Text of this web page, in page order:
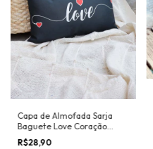
Capa de Almofada Sarja
Baguete Love Coração
Preta 30x50cm
R$28,90